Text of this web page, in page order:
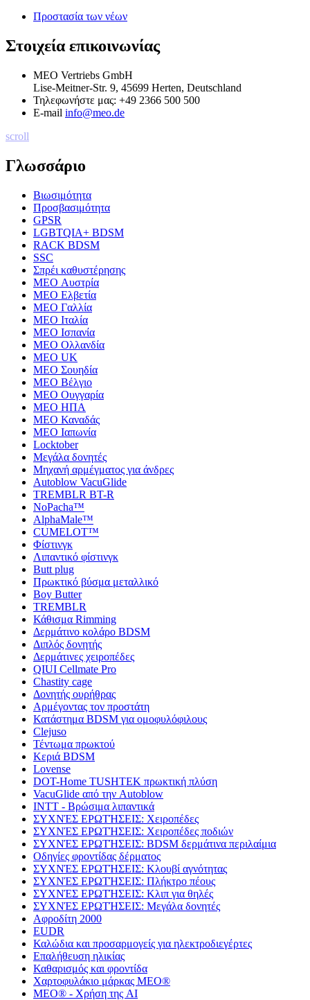
Προστασία των νέων
Στοιχεία επικοινωνίας
MEO Vertriebs GmbH
Lise-Meitner-Str. 9, 45699 Herten, Deutschland
Τηλεφωνήστε μας: +49 2366 500 500
E-mail info@meo.de
scroll
Γλωσσάριο
Βιωσιμότητα
Προσβασιμότητα
GPSR
LGBTQIA+ BDSM
RACK BDSM
SSC
Σπρέι καθυστέρησης
MEO Αυστρία
MEO Ελβετία
MEO Γαλλία
MEO Ιταλία
MEO Ισπανία
MEO Ολλανδία
MEO UK
MEO Σουηδία
MEO Βέλγιο
MEO Ουγγαρία
MEO ΗΠΑ
MEO Καναδάς
MEO Ιαπωνία
Locktober
Μεγάλα δονητές
Μηχανή αρμέγματος για άνδρες
Autoblow VacuGlide
TREMBLR BT-R
NoPacha™
AlphaMale™
CUMELOT™
Φίστινγκ
Λιπαντικό φίστινγκ
Butt plug
Πρωκτικό βύσμα μεταλλικό
Boy Butter
TREMBLR
Κάθισμα Rimming
Δερμάτινο κολάρο BDSM
Διπλός δονητής
Δερμάτινες χειροπέδες
QIUI Cellmate Pro
Chastity cage
Δονητής ουρήθρας
Αρμέγοντας τον προστάτη
Κατάστημα BDSM για ομοφυλόφιλους
Clejuso
Τέντωμα πρωκτού
Κεριά BDSM
Lovense
DOT-Home TUSHTEK πρωκτική πλύση
VacuGlide από την Autoblow
INTT - Βρώσιμα λιπαντικά
ΣΥΧΝΈΣ ΕΡΩΤΉΣΕΙΣ: Χειροπέδες
ΣΥΧΝΈΣ ΕΡΩΤΉΣΕΙΣ: Χειροπέδες ποδιών
ΣΥΧΝΈΣ ΕΡΩΤΉΣΕΙΣ: BDSM δερμάτινα περιλαίμια
Οδηγίες φροντίδας δέρματος
ΣΥΧΝΈΣ ΕΡΩΤΉΣΕΙΣ: Κλουβί αγνότητας
ΣΥΧΝΈΣ ΕΡΩΤΉΣΕΙΣ: Πλήκτρο πέους
ΣΥΧΝΈΣ ΕΡΩΤΉΣΕΙΣ: Κλιπ για θηλές
ΣΥΧΝΈΣ ΕΡΩΤΉΣΕΙΣ: Μεγάλα δονητές
Αφροδίτη 2000
EUDR
Καλώδια και προσαρμογείς για ηλεκτροδιεγέρτες
Επαλήθευση ηλικίας
Καθαρισμός και φροντίδα
Χαρτοφυλάκιο μάρκας MEO®
MEO® - Χρήση της AI